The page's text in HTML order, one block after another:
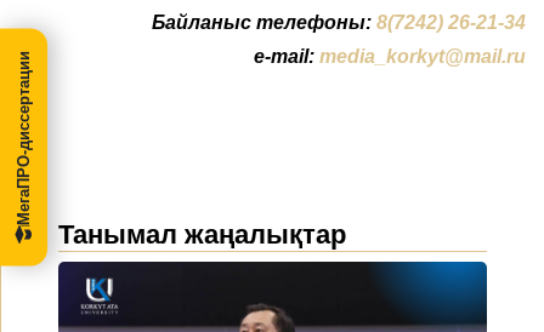
Байланыс телефоны: 8(7242) 26-21-34
e-mail: media_korkyt@mail.ru
Танымал жаңалықтар
МегаПРО-диссертации